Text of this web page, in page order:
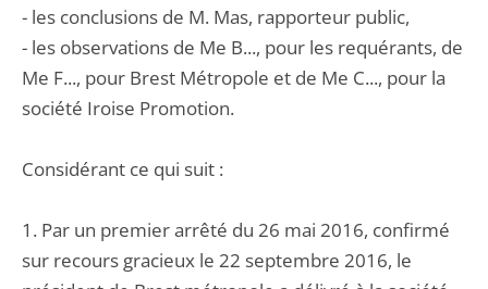
- les conclusions de M. Mas, rapporteur public,
- les observations de Me B..., pour les requérants, de
Me F..., pour Brest Métropole et de Me C..., pour la
société Iroise Promotion.
Considérant ce qui suit :
1. Par un premier arrêté du 26 mai 2016, confirmé
sur recours gracieux le 22 septembre 2016, le